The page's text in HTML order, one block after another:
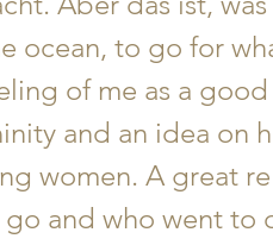
ocean, to go for
of me as a
and an idea on
women. A great
and who went